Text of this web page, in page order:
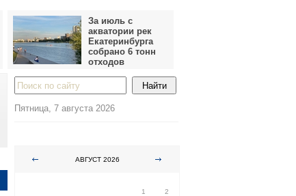
За июль с
акватории рек
Екатеринбурга
собрано 6 тонн
отходов
Пятница, 7 августа 2026
АВГУСТ 2026
1
2